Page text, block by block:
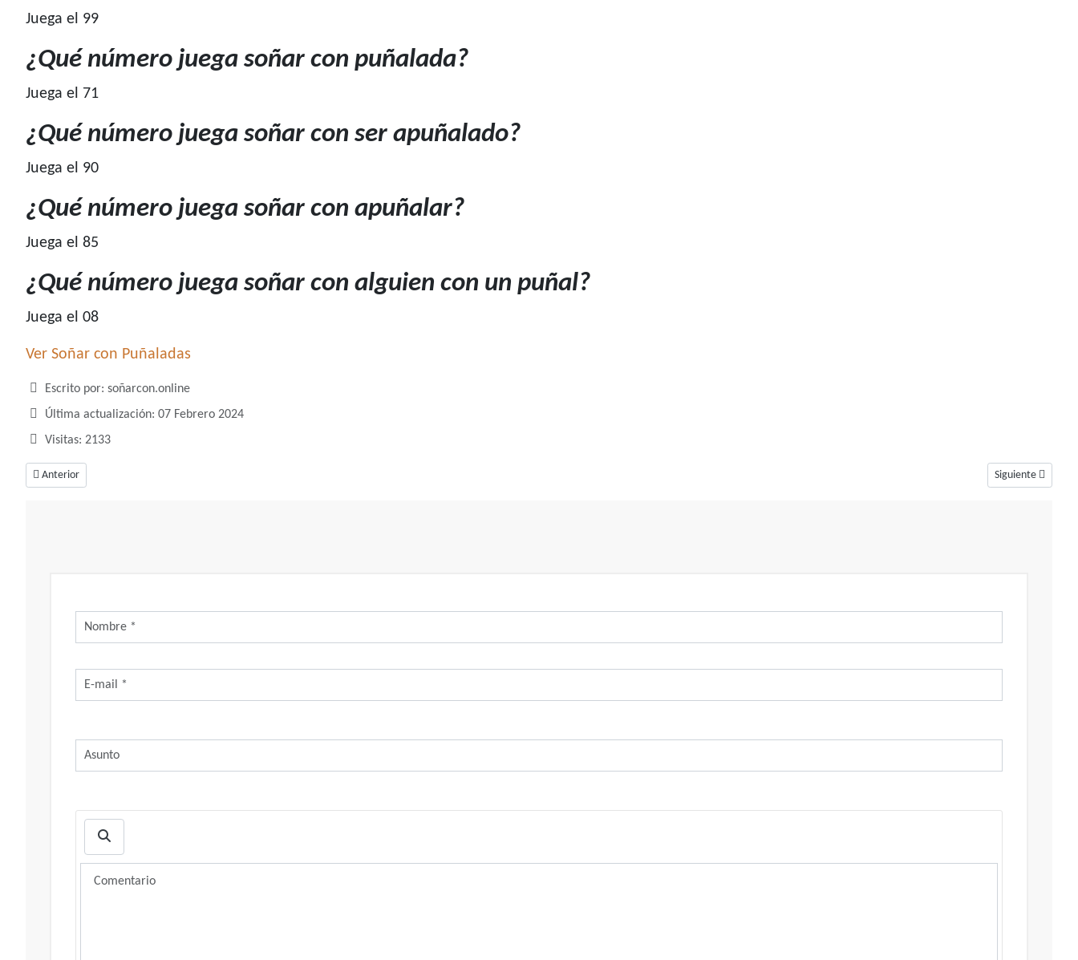
Juega el 99
¿Qué número juega soñar con puñalada?
Juega el 71
¿Qué número juega soñar con ser apuñalado?
Juega el 90
¿Qué número juega soñar con apuñalar?
Juega el 85
¿Qué número juega soñar con alguien con un puñal?
Juega el 08
Ver Soñar con Puñaladas
Detalles
Escrito por: soñarcon.online
Última actualización: 07 Febrero 2024
Visitas: 2133
Artículo anterior: ¿Qué número juega soñar con pulpo?
Anterior Artículo siguiente:
Siguiente